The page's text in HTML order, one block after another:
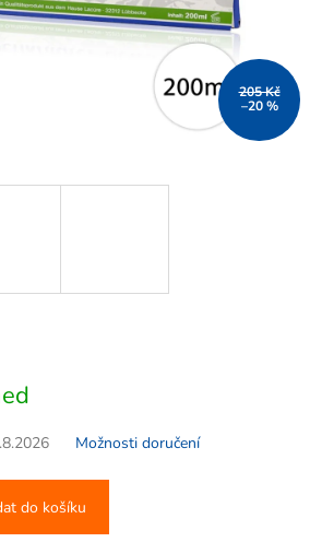
205 Kč
–20 %
Možnosti doručení
do košíku